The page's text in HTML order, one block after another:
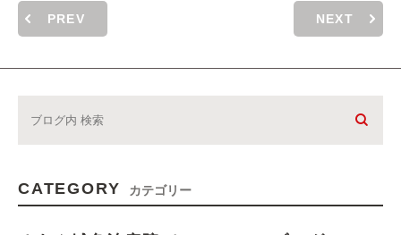
PREV NEXT
CATEGORY カテゴリー